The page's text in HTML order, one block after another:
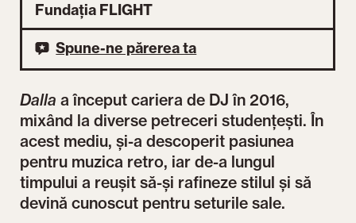
Dallaa început cariera de DJ în 2016,
mixând la diverse petreceri studențești. În
acest mediu, și-a descoperit pasiunea
pentru muzica retro, iar de-a lungul
timpului a reușit să-și rafineze stilul și să
devină cunoscut pentru seturile sale.
Fundația FLIGHT
Spune-ne părerea ta